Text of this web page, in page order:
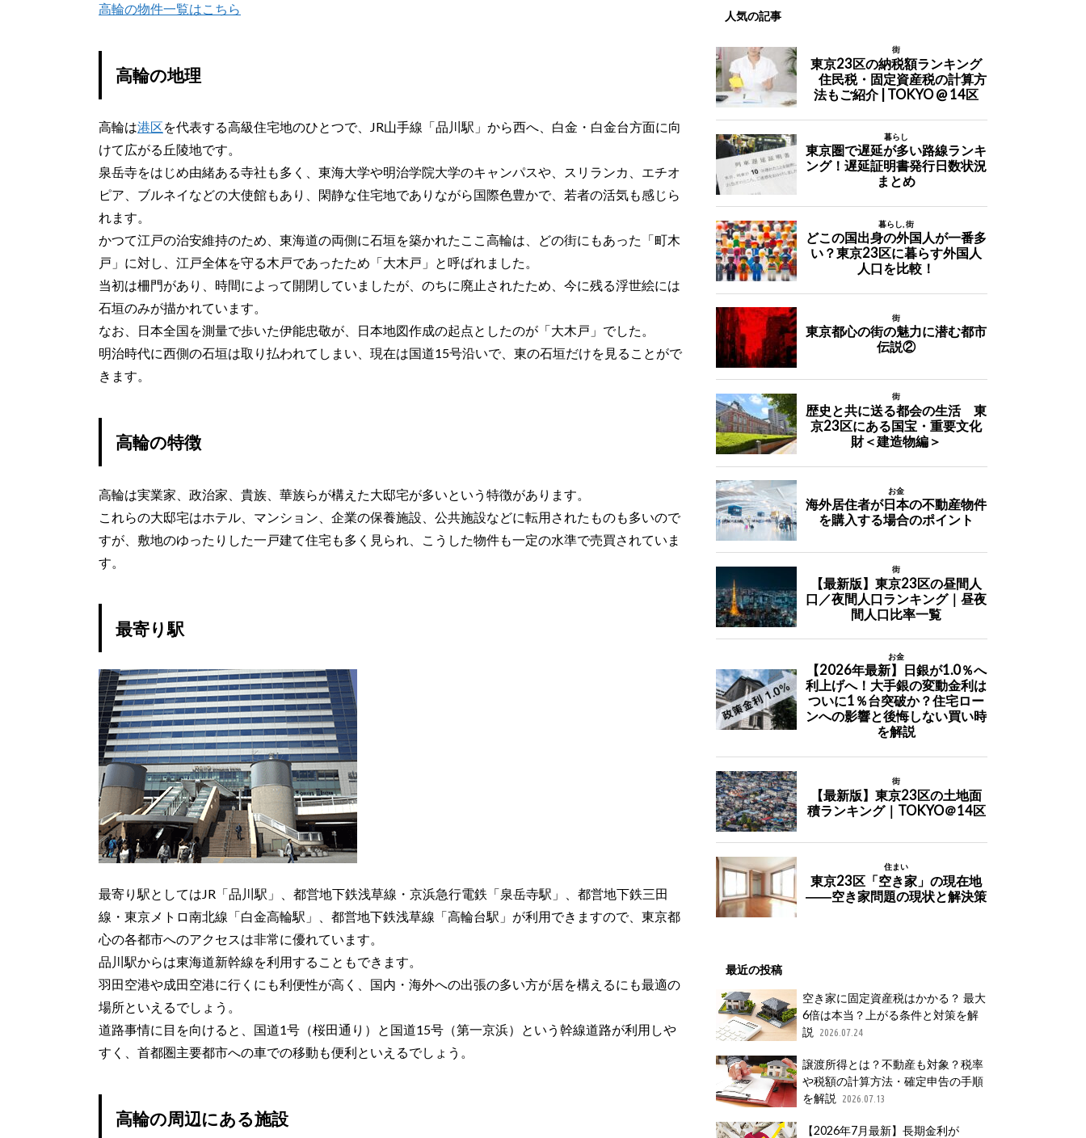
高輪の物件一覧はこちら
高輪の地理
高輪は港区を代表する高級住宅地のひとつで、JR山手線「品川駅」から西へ、白金・白金台方面に向
けて広がる丘陵地です。
泉岳寺をはじめ由緒ある寺社も多く、東海大学や明治学院大学のキャンパスや、スリランカ、エチオ
ピア、ブルネイなどの大使館もあり、閑静な住宅地でありながら国際色豊かで、若者の活気も感じら
れます。
かつて江戸の治安維持のため、東海道の両側に石垣を築かれたここ高輪は、どの街にもあった「町木
戸」に対し、江戸全体を守る木戸であったため「大木戸」と呼ばれました。
当初は柵門があり、時間によって開閉していましたが、のちに廃止されたため、今に残る浮世絵には
石垣のみが描かれています。
なお、日本全国を測量で歩いた伊能忠敬が、日本地図作成の起点としたのが「大木戸」でした。
明治時代に西側の石垣は取り払われてしまい、現在は国道15号沿いで、東の石垣だけを見ることがで
きます。
高輪の特徴
高輪は実業家、政治家、貴族、華族らが構えた大邸宅が多いという特徴があります。
これらの大邸宅はホテル、マンション、企業の保養施設、公共施設などに転用されたものも多いので
すが、敷地のゆったりした一戸建て住宅も多く見られ、こうした物件も一定の水準で売買されていま
す。
最寄り駅
最寄り駅としてはJR「品川駅」、都営地下鉄浅草線・京浜急行電鉄「泉岳寺駅」、都営地下鉄三田
線・東京メトロ南北線「白金高輪駅」、都営地下鉄浅草線「高輪台駅」が利用できますので、東京都
心の各都市へのアクセスは非常に優れています。
品川駅からは東海道新幹線を利用することもできます。
羽田空港や成田空港に行くにも利便性が高く、国内・海外への出張の多い方が居を構えるにも最適の
場所といえるでしょう。
道路事情に目を向けると、国道1号（桜田通り）と国道15号（第一京浜）という幹線道路が利用しや
すく、首都圏主要都市への車での移動も便利といえるでしょう。
高輪の周辺にある施設
人気の記事
最近の投稿
空き家に固定資産税はかかる？ 最大
6倍は本当？上がる条件と対策を解
説
2026.07.24
譲渡所得とは？不動産も対象？税率
や税額の計算方法・確定申告の手順
を解説
2026.07.13
【2026年7月最新】長期金利が